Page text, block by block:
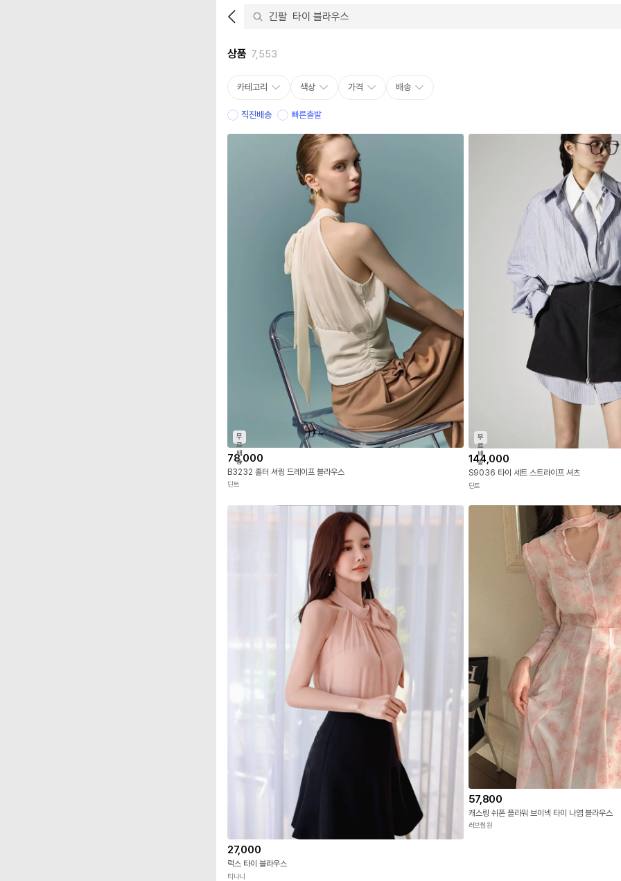
상품 7,553
카테고리 색상 가격 배송
직진배송 빠른출발
무
료
배
송
78,000
B3232 홀터 셔링 드레이프 블라우스
딘트
무
료
배
송
144,000
S9036 타이 세트 스트라이프 셔츠
딘트
27,000
럭스 타이 블라우스
티나니
57,800
캐스링 쉬폰 플라워 브이넥 타이 나염 블라우스
러브썸원